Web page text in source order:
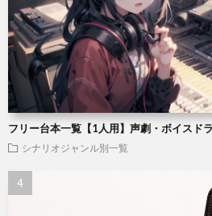
フリー台本一覧【1人用】声劇・ボイスド
シナリオジャンル別一覧